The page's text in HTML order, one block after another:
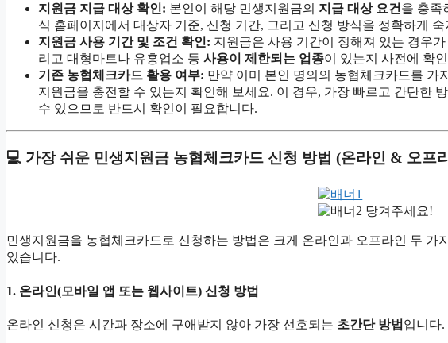
지원금 지급 대상 확인: 본인이 해당 민생지원금의 지급 대상 요건 을 충족
식 홈페이지에서 대상자 기준, 신청 기간, 그리고 신청 방식을 정확하게
지원금 사용 기간 및 조건 확인: 지원금은 사용 기간이 정해져 있는 경우
리고 대형마트나 유흥업소 등 사용이 제한되는 업종이 있는지 사전에 확
기존 농협체크카드 활용 여부: 만약 이미 본인 명의의 농협체크카드를 가
지원금을 충전할 수 있는지 확인해 보세요. 이 경우, 가장 빠르고 간단한
수 있으므로 반드시 확인이 필요합니다.
💻 가장 쉬운 민생지원금 농협체크카드 신청 방법 (온라인 & 오프
당겨주세요!
민생지원금을 농협체크카드로 신청하는 방법은 크게 온라인과 오프라인 두 가
있습니다.
1. 온라인(모바일 앱 또는 웹사이트) 신청 방법
온라인 신청은 시간과 장소에 구애받지 않아 가장 선호되는 초간단 방법 입니다.